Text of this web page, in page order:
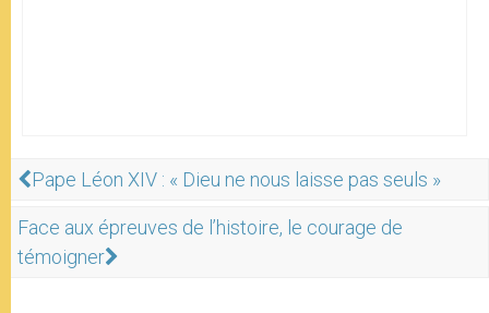
Pape Léon XIV : « Dieu ne nous laisse pas seuls »
Face aux épreuves de l’histoire, le courage de
témoigner